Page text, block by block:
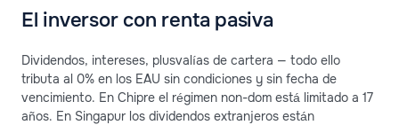
El inversor con renta pasiva
Dividendos, intereses, plusvalías de cartera — todo ello
tributa al 0% en los EAU sin condiciones y sin fecha de
vencimiento. En Chipre el régimen non-dom está limitado a 17
años. En Singapur los dividendos extranjeros están